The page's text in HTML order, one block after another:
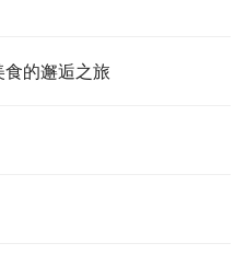
想看一场绝美日出，括苍山
就得出发，但当你站在山
片金黄，那一幕，震撼到你
的邂逅之旅